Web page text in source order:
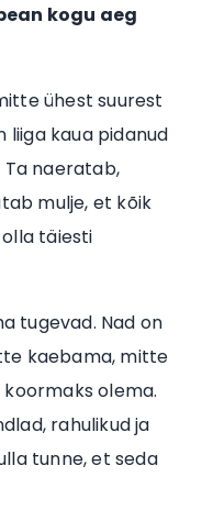
kogu aeg
ühest suurest
liiga kaua pidanud
Ta naeratab,
mulje, et kõik
täiesti
tugevad. Nad on
kaebama, mitte
olema.
rahulikud ja
tunne, et seda